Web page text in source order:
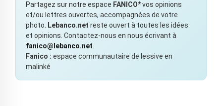
Partagez sur notre espace FANICO*vos opinions
et/ou lettres ouvertes, accompagnées de votre
photo.
Lebanco.net reste ouvert à toutes les idées
et opinions. Contactez-nous en nous écrivant à
fanico@lebanco.net
Fanico : espace communautaire de lessive en
malinké